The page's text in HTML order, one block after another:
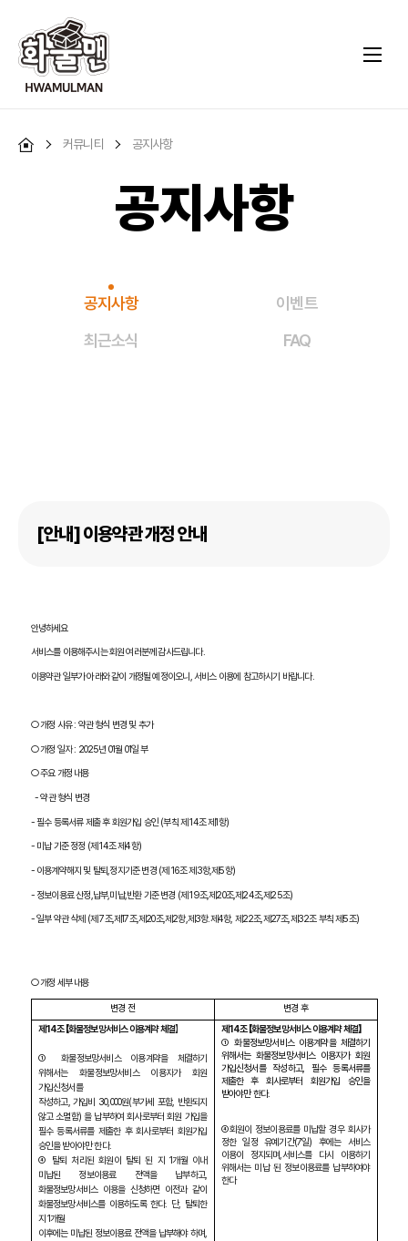
커뮤니티 공지사항
공지사항
공지사항
이벤트
최근소식
FAQ
[안내] 이용약관 개정 안내
안녕하세요
서비스를 이용해주시는 회원 여러분께 감사드립니다.
이용약관 일부가 아래와 같이 개정될 예정이오니,서비스 이용에 참고하시기 바랍니다.
○개정 사유: 약관 형식 변경 및 추가
○ 개정 일자: 2025년 01월 01일 부
○ 주요 개정 내용
-약관 형식 변경
-필수 등록서류 제출 후 회원가입 승인 (부칙 제14조 제1항)
- 미납 기준 정정 (제14조 제 4항)
- 이용계약해지 및 탈퇴,정지기준 변경 (제 16조 제 3항,제 5항)
- 정보이용료 산정,납부,미납,반환 기준 변경 (제19조,제20조,제24조,제25조)
-일부 약관 삭제 (제7조,제17조,제 20조,제 2항,제 3항.제 4항, 제 22조,제 27조,제 32조 부칙 제 5조)
○ 개정 세부 내용
변경 전
변경 후
제 14조 【화물정보망서비스 이용계약 체결】
① 화물정보망서비스 이용계약을 체결하기
위해서는 화물정보망서비스 이용자가 회원
가입신청서를
작성하고,가입비 30,000원(부가세 포함, 반환되지
않고 소멸함)을 납부하여 회사로부터 회원 가입을
필수 등록서류를 제출한 후 회사로부터 회원가입
승인을 받아야만 한다.
④ 탈퇴 처리된 회원이 탈퇴 된 지 1개월 이내
미납된 정보이용료 전액을 납부하고,
화물정보망서비스 이용을 신청하면 이전과 같이
화물정보망서비스를 이용하도록 한다. 단, 탈퇴한
지 1개월
이후에는 미납된 정보이용료 전액을 납부해야 하며,
제 14조 【화물정보망서비스 이용계약 체결】
① 화물정보망서비스 이용계약을 체결하기
위해서는 화물정보망서비스 이용자가 회원
가입신청서를 작성하고, 필수 등록서류를
제출한 후 회사로부터 회원가입 승인을
받아야만 한다.
④회원이 정보이용료를 미납할 경우 회사가
정한 일정 유예기간(7일) 후에는 서비스
이용이 정지되며,서비스를 다시 이용하기
위해서는 미납 된 정보이용료를 납부하여야
한다